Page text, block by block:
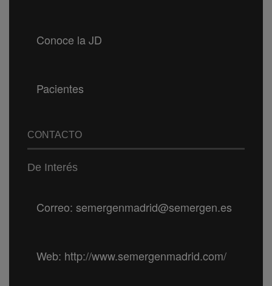
Conoce la JD
Pacientes
CONTACTO
De Interés
Correo: semergenmadrid@semergen.es
Web: http://www.semergenmadrid.com/